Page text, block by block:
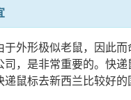
外形极似老鼠，因此
，是非常重要的。快
鼠标去新西兰比较好